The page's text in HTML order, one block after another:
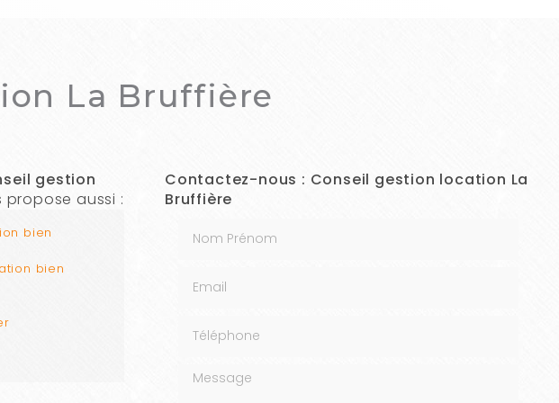
La Bruffière
gestion
propose aussi :
bien
bien
Contactez-nous : Conseil gestion location La
Bruffière
Message